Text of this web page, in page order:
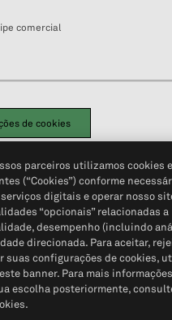
comercial
de cookies
PrivacidadePortal de privacidade do
Minhas Informações Pessoais© 2026
parceiros utilizamos cookies
(“Cookies”) conforme
digitais e operar nosso
“opcionais” relacionadas a
desempenho (incluindo
direcionada. Para aceitar,
suas configurações de cookies,
banner. Para mais
escolha posteriormente,